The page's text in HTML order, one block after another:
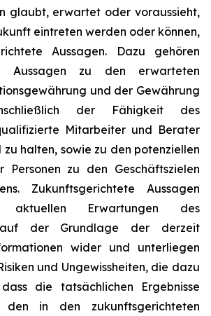
glaubt, erwartet oder voraussieht,
eintreten werden oder können,
Aussagen. Dazu gehören
Aussagen zu den erwarteten
und der Gewährung
der Fähigkeit des
Mitarbeiter und Berater
zu halten, sowie zu den potenziellen
Personen zu den Geschäftszielen
Zukunftsgerichtete Aussagen
Erwartungen des
auf der Grundlage der derzeit
wider und unterliegen
und Ungewissheiten, die dazu
die tatsächlichen Ergebnisse
den in den zukunftsgerichteten